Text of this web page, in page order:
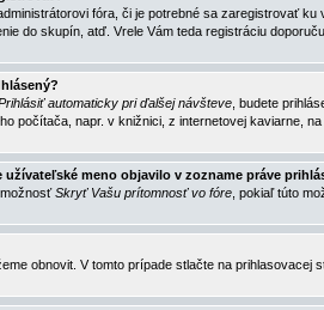
fóra, či je potrebné sa zaregistrovať
do skupín, atď. Vrele Vám teda registráciu
automaticky pri ďalšej návšteve , budete
počítača, napr. v knižnici, z internetovej kaviarne, na
užívateľské meno objavilo v zozname práve
možnosťSkryť Vašu prítomnosť vo fóre , pokiaľ túto
obnovit. V tomto prípade stlačte na prihlasovacej